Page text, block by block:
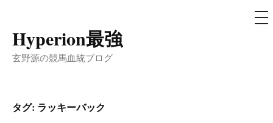
コ
ン
ツ
へ
Hyperion最強
玄野源の競馬血統ブログ
メ
ニ
タグ: ラッキーバック